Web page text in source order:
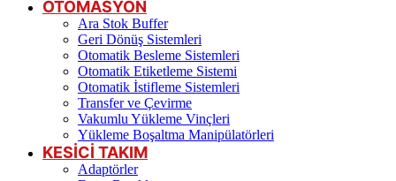
OTOMASYON
Ara Stok Buffer
Geri Dönüş Sistemleri
Otomatik Besleme Sistemleri
Otomatik Etiketleme Sistemi
Otomatik İstifleme Sistemleri
Transfer ve Çevirme
Vakumlu Yükleme Vinçleri
Yükleme Boşaltma Manipülatörleri
KESİCİ TAKIM
Adaptörler